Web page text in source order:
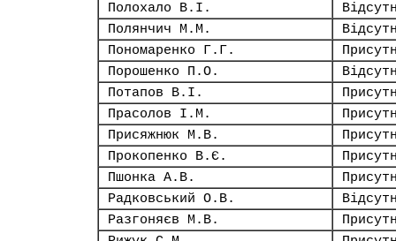
Полохало В.І.
Полянчич М.М.
Пономаренко Г.Г.
Порошенко П.О.
Потапов В.І.
Прасолов І.М.
Присяжнюк М.В.
Прокопенко В.Є.
Пшонка А.В.
Радковський О.В.
Разгоняєв М.В.